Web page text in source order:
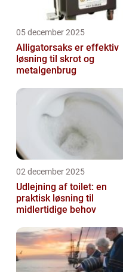
05 december 2025
Alligatorsaks er effektiv
løsning til skrot og
metalgenbrug
02 december 2025
Udlejning af toilet: en
praktisk løsning til
midlertidige behov